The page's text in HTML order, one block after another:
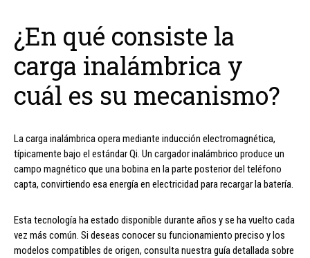
¿En qué consiste la
carga inalámbrica y
cuál es su mecanismo?
La carga inalámbrica opera mediante inducción electromagnética,
típicamente bajo el estándar Qi. Un cargador inalámbrico produce un
campo magnético que una bobina en la parte posterior del teléfono
capta, convirtiendo esa energía en electricidad para recargar la batería.
Esta tecnología ha estado disponible durante años y se ha vuelto cada
vez más común. Si deseas conocer su funcionamiento preciso y los
modelos compatibles de origen, consulta nuestra guía detallada sobre